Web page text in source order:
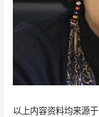
以上内容资料均来源